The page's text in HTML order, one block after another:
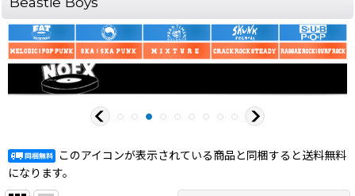
このアイコンが表示されている商品と同梱すると送料無料
になります。